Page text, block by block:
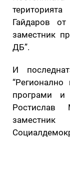
Гайдаров от
заместник
ДБ”.
И
програми
Ростислав